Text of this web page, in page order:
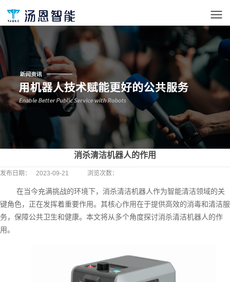
消杀清洁机器人的作用
发布日期： 2023-09-21 浏览次数：
在当今充满挑战的环境下，消杀清洁机器人作为智能清洁领域的关
键角色，正在发挥着重要作用。其核心作用在于提供高效的消毒和清洁服
务，保障公共卫生和健康。本文将从多个角度探讨消杀清洁机器人的作
用。